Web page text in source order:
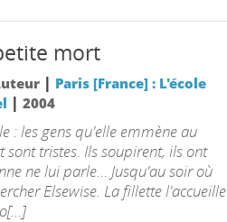
mort
| Paris [France] : L'école
| 2004
: les gens qu'elle emmène au
tristes. Ils soupirent, ils ont
ne lui parle… Jusqu'au soir où
Elsewise. La fillette l'accueille